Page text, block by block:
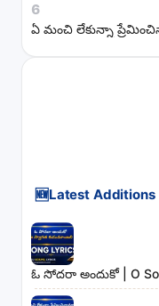
6
ఏ మంచి లేకున్నా
🆕Latest Additions
ఓ సోదరా అందుకో | O